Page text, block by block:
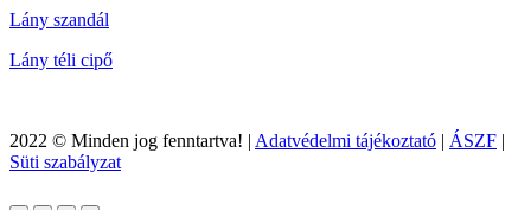
Lány szandál
Lány téli cipő
2022 © Minden jog fenntartva! | Adatvédelmi tájékoztató | ÁSZF |
Süti szabályzat